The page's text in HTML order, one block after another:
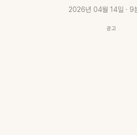
2026년 04월 14일 · 9
광고